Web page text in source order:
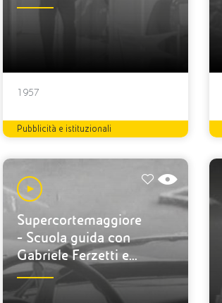
1957
Pubblicità e istituzionali
Supercortemaggiore
- Scuola guida con
Gabriele Ferzetti e
Franca Valeri